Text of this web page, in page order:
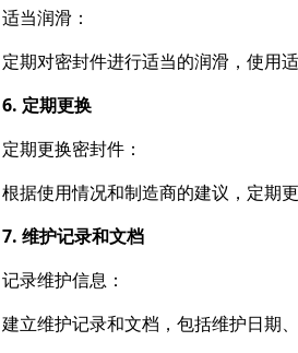
适当润滑：
定期对密封件进行适当的润滑，使用
6. 定期更换
定期更换密封件：
根据使用情况和制造商的建议，定期
7. 维护记录和文档
记录维护信息：
建立维护记录和文档，包括维护日期